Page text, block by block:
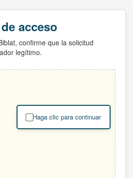
acceso
confirme que la solicitud
legítimo.
Haga clic para continuar